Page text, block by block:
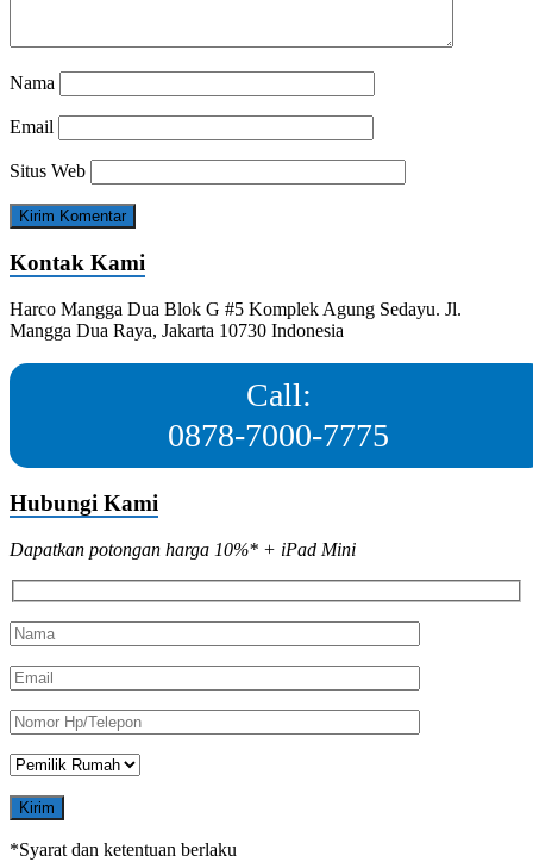
Nama
Email
Situs Web
Kontak Kami
Harco Mangga Dua Blok G #5 Komplek Agung Sedayu. Jl.
Mangga Dua Raya, Jakarta 10730 Indonesia
Call:
0878-7000-7775
Hubungi Kami
Dapatkan potongan harga 10%* + iPad Mini
*Syarat dan ketentuan berlaku